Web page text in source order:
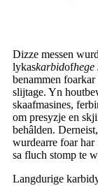
Dizze messen
lykaskarbidofhege
benammen
slijtage. Yn
skaafmasines,
om presyzje en
behâlden. Derneist,
wurdearre foar har
sa fluch stomp te
Langdurige